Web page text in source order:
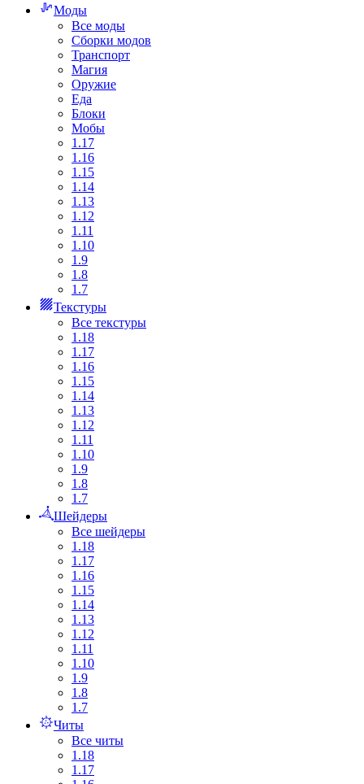
Моды
Все моды
Сборки модов
Транспорт
Магия
Оружие
Еда
Блоки
Мобы
1.17
1.16
1.15
1.14
1.13
1.12
1.11
1.10
1.9
1.8
1.7
Текстуры
Все текстуры
1.18
1.17
1.16
1.15
1.14
1.13
1.12
1.11
1.10
1.9
1.8
1.7
Шейдеры
Все шейдеры
1.18
1.17
1.16
1.15
1.14
1.13
1.12
1.11
1.10
1.9
1.8
1.7
Читы
Все читы
1.18
1.17